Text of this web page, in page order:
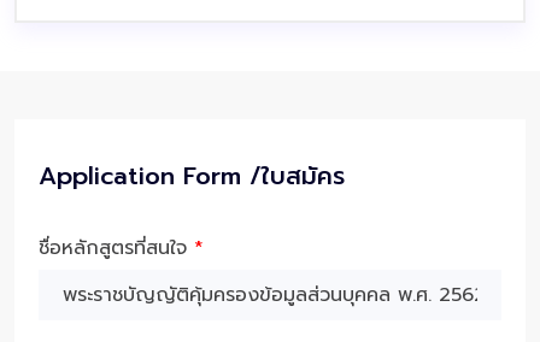
Application Form /ใบสมัคร
ชื่อหลักสูตรที่สนใจ *